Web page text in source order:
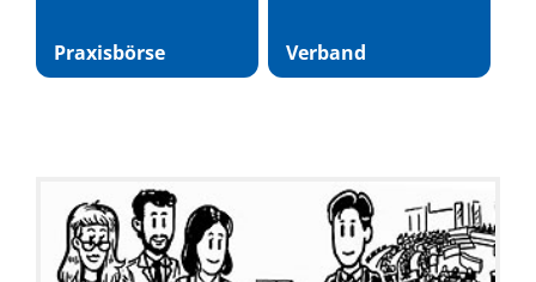
Praxisbörse Verband